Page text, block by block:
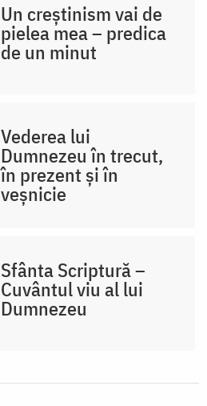
Un creștinism vai de
pielea mea – predica
de un minut
Vederea lui
Dumnezeu în trecut,
în prezent și în
veșnicie
Sfânta Scriptură –
Cuvântul viu al lui
Dumnezeu